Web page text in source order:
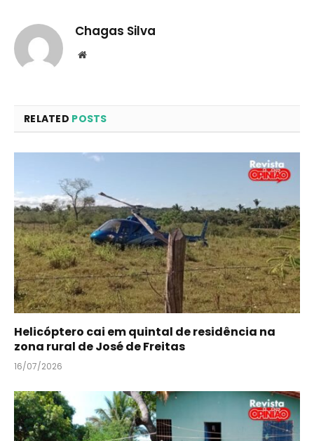
Chagas Silva
Website
RELATED POSTS
Helicóptero cai em quintal de residência na
zona rural de José de Freitas
16/07/2026